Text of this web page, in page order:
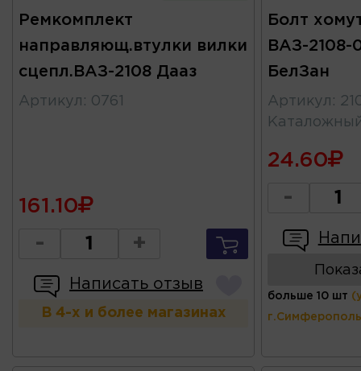
Ремкомплект
направляющ.втулки вилки
сцепл.ВАЗ-2108 Дааз
Артикул : 0761
161.10
- +
Написать отзыв
В 4-х и более магазинах
Болт
ВАЗ-2108-
БелЗан
Артикул :
24.60
-
больше 10 шт